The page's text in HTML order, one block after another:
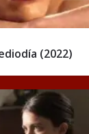
(2022)